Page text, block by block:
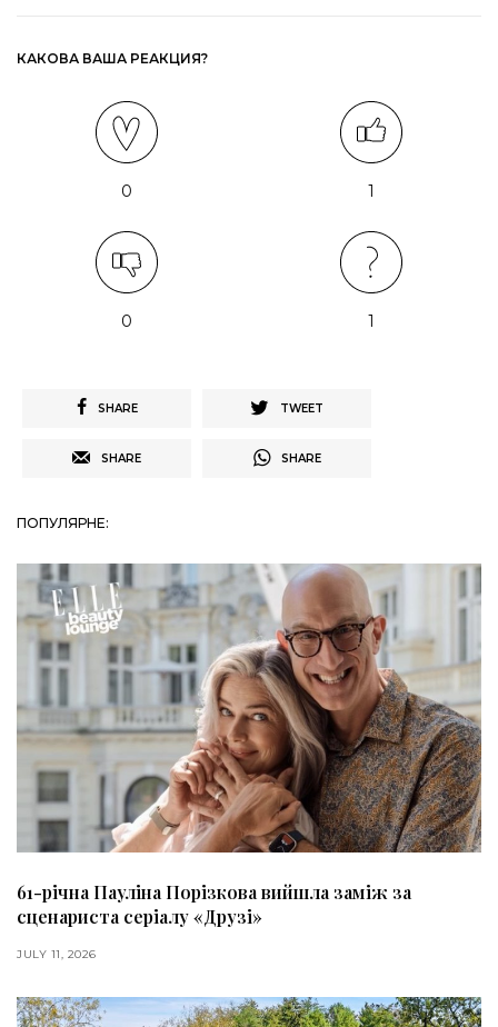
КАКОВА ВАША РЕАКЦИЯ?
0 1
0 1
SHARE TWEET
SHARE SHARE
ПОПУЛЯРНЕ:
61-річна Пауліна Порізкова вийшла заміж за
сценариста серіалу «Друзі»
JULY 11, 2026